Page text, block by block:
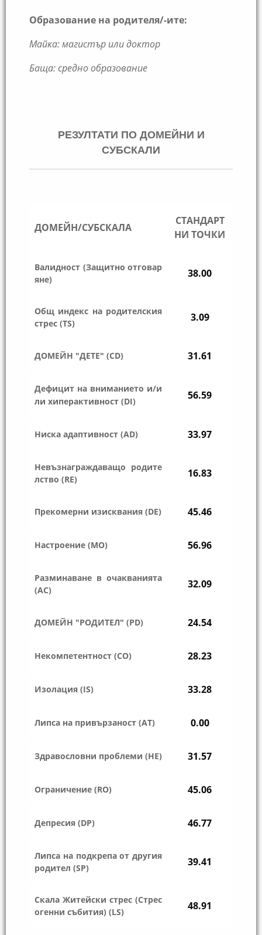
Образование на родителя/-ите:
Майка:магистър или доктор
Баща:средно образование
РЕЗУЛТАТИ ПО ДОМЕЙНИ И
СУБСКАЛИ
ДОМЕЙН/СУБСКАЛА
СТАНДАРТ
НИ ТОЧКИ
Валидност (Защитно отговар
яне)
38.00
Общ индекс на родителския
стрес (TS)
3.09
ДОМЕЙН "ДЕТЕ" (CD) 31.61
Дефицит на вниманието и/и
ли хиперактивност (DI)
56.59
Ниска адаптивност (AD) 33.97
Невъзнаграждаващо родите
лство (RE)
16.83
Прекомерни изисквания (DE) 45.46
Настроение (MO) 56.96
Разминаване в очакванията
(AC)
32.09
ДОМЕЙН "РОДИТЕЛ" (PD) 24.54
Некомпетентност (CO) 28.23
Изолация (IS) 33.28
Липса на привързаност (AT) 0.00
Здравословни проблеми (HE) 31.57
Ограничение (RO) 45.06
Депресия (DP) 46.77
Липса на подкрепа от другия
родител (SP)
39.41
Скала Житейски стрес (Стрес
огенни събития) (LS)
48.91